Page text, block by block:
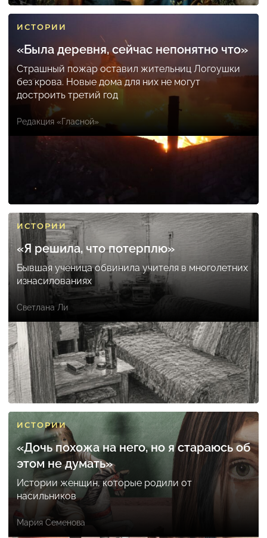
ИСТОРИИ
«Была деревня, сейчас непонятно что»
Страшный пожар оставил жительниц Логоушки
без крова. Новые дома для них не могут
достроить третий год
Редакция «Гласной»
ИСТОРИИ
«Я решила, что потерплю»
Бывшая ученица обвинила учителя в многолетних
изнасилованиях
Светлана Ли
ИСТОРИИ
«Дочь похожа на него, но я стараюсь об
этом не думать»
Истории женщин, которые родили от
насильников
Мария Семенова